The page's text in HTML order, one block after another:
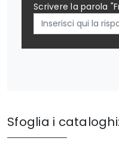
Scrivere la parola
Sfoglia i cataloghi: